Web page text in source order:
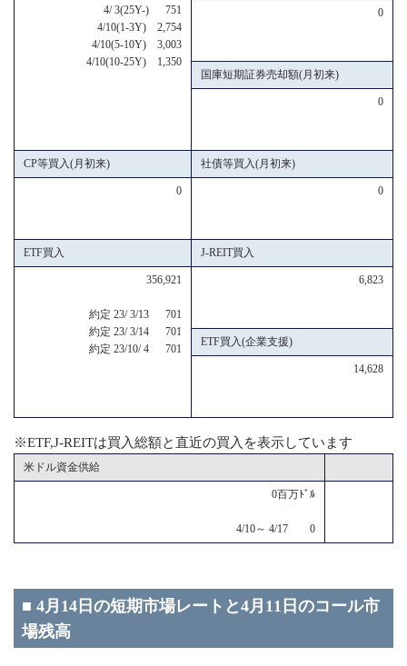
4/ 3(25Y-) 751
4/10(1-3Y) 2,754
4/10(5-10Y) 3,003
4/10(10-25Y) 1,350
0
国庫短期証券売却額(月初来)
0
CP等買入(月初来) 社債等買入(月初来)
0 0
ETF買入 J-REIT買入
356,921
約定 23/ 3/13 701
約定 23/ 3/14 701
約定 23/10/ 4 701
6,823
ETF買入(企業支援)
14,628
※ETF,J-REITは買入総額と直近の買入を表示しています
米ドル資金供給
0百万ﾄﾞﾙ
4/10～ 4/17 0
■ 4月14日の短期市場レートと4月11日のコール市
場残高